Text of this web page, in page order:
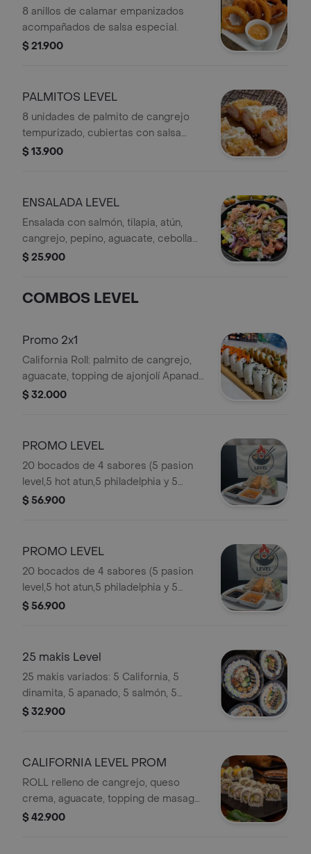
8 anillos de calamar empanizados
acompañados de salsa especial.
$ 21.900
PALMITOS LEVEL
8 unidades de palmito de cangrejo
tempurizado, cubiertas con salsa
especial y decoradas con semillas de
$ 13.900
ENSALADA LEVEL
Ensalada con salmón, tilapia, atún,
cangrejo, pepino, aguacate, cebolla
morada y salsa picante.
$ 25.900
COMBOS LEVEL
Promo 2x1
California Roll: palmito de cangrejo,
aguacate, topping de ajonjolí Apanado
Roll; tilapia apanada, queso crema,
$ 32.000
PROMO LEVEL
20 bocados de 4 sabores (5 pasion
level,5 hot atun,5 philadelphia y 5
philadelphia tempura) + 2 gaseosas
$ 56.900
PROMO LEVEL
20 bocados de 4 sabores (5 pasion
level,5 hot atun,5 philadelphia y 5
philadelphia tempura) + 2 gaseosas
$ 56.900
25 makis Level
25 makis variados: 5 California, 5
dinamita, 5 apanado, 5 salmón, 5
salmón crispy. Incluye Coca Cola
$ 32.900
CALIFORNIA LEVEL PROM
ROLL relleno de cangrejo, queso
crema, aguacate, topping de masago
y ajonjoli. salsas de soya y teriyaki
$ 42.900